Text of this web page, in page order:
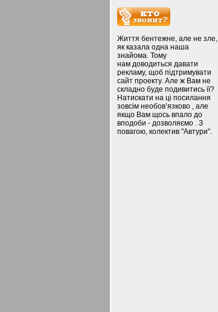
Життя бентежне, але не зле,
як казала одна наша
знайома. Тому
нам доводиться давати
рекламу, щоб підтримувати
сайт проекту. Але ж Вам не
складно буде подивитись її?
Натискати на ці посилання
зовсім необов’язково , але
якщо Вам щось впало до
вподоби - дозволяємо . З
повагою, колектив "Автури".